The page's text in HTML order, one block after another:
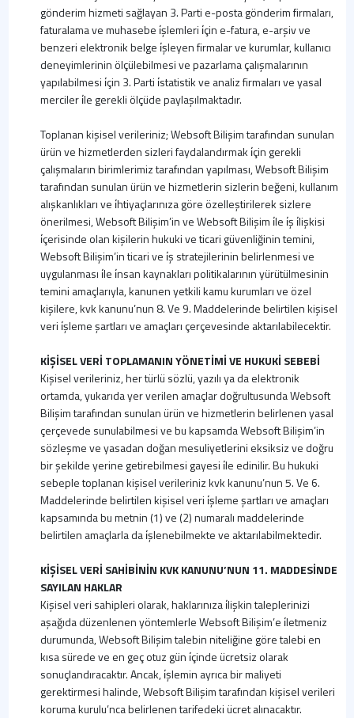
gönderim hizmeti sağlayan 3. Parti e-posta gönderim firmaları,
faturalama ve muhasebe i̇şlemleri i̇çin e-fatura, e-arşiv ve
benzeri elektronik belge i̇şleyen firmalar ve kurumlar, kullanıcı
deneyimlerinin ölçülebilmesi ve pazarlama çalışmalarının
yapılabilmesi i̇çin 3. Parti i̇statistik ve analiz firmaları ve yasal
merciler i̇le gerekli ölçüde paylaşılmaktadır.
Toplanan kişisel verileriniz; Websoft Bilişim tarafından sunulan
ürün ve hizmetlerden sizleri faydalandırmak i̇çin gerekli
çalışmaların birimlerimiz tarafından yapılması, Websoft Bilişim
tarafından sunulan ürün ve hizmetlerin sizlerin beğeni, kullanım
alışkanlıkları ve i̇htiyaçlarınıza göre özelleştirilerek sizlere
önerilmesi, Websoft Bilişim’in ve Websoft Bilişim i̇le i̇ş i̇lişkisi
i̇çerisinde olan kişilerin hukuki ve ticari güvenliğinin temini,
Websoft Bilişim’in ticari ve i̇ş stratejilerinin belirlenmesi ve
uygulanması i̇le i̇nsan kaynakları politikalarının yürütülmesinin
temini amaçlarıyla, kanunen yetkili kamu kurumları ve özel
kişilere, kvk kanunu’nun 8. Ve 9. Maddelerinde belirtilen kişisel
veri i̇şleme şartları ve amaçları çerçevesinde aktarılabilecektir.
KİŞİSEL VERİ TOPLAMANIN YÖNETİMİ VE HUKUKİ SEBEBİ
Kişisel verileriniz, her türlü sözlü, yazılı ya da elektronik
ortamda, yukarıda yer verilen amaçlar doğrultusunda Websoft
Bilişim tarafından sunulan ürün ve hizmetlerin belirlenen yasal
çerçevede sunulabilmesi ve bu kapsamda Websoft Bilişim’in
sözleşme ve yasadan doğan mesuliyetlerini eksiksiz ve doğru
bir şekilde yerine getirebilmesi gayesi i̇le edinilir. Bu hukuki
sebeple toplanan kişisel verileriniz kvk kanunu’nun 5. Ve 6.
Maddelerinde belirtilen kişisel veri i̇şleme şartları ve amaçları
kapsamında bu metnin (1) ve (2) numaralı maddelerinde
belirtilen amaçlarla da i̇şlenebilmekte ve aktarılabilmektedir.
KİŞİSEL VERİ SAHİBİNİN KVK KANUNU’NUN 11. MADDESİNDE
SAYILAN HAKLAR
Kişisel veri sahipleri olarak, haklarınıza i̇lişkin taleplerinizi
aşağıda düzenlenen yöntemlerle Websoft Bilişim’e i̇letmeniz
durumunda, Websoft Bilişim talebin niteliğine göre talebi en
kısa sürede ve en geç otuz gün i̇çinde ücretsiz olarak
sonuçlandıracaktır. Ancak, i̇şlemin ayrıca bir maliyeti
gerektirmesi halinde, Websoft Bilişim tarafından kişisel verileri
koruma kurulu’nca belirlenen tarifedeki ücret alınacaktır.